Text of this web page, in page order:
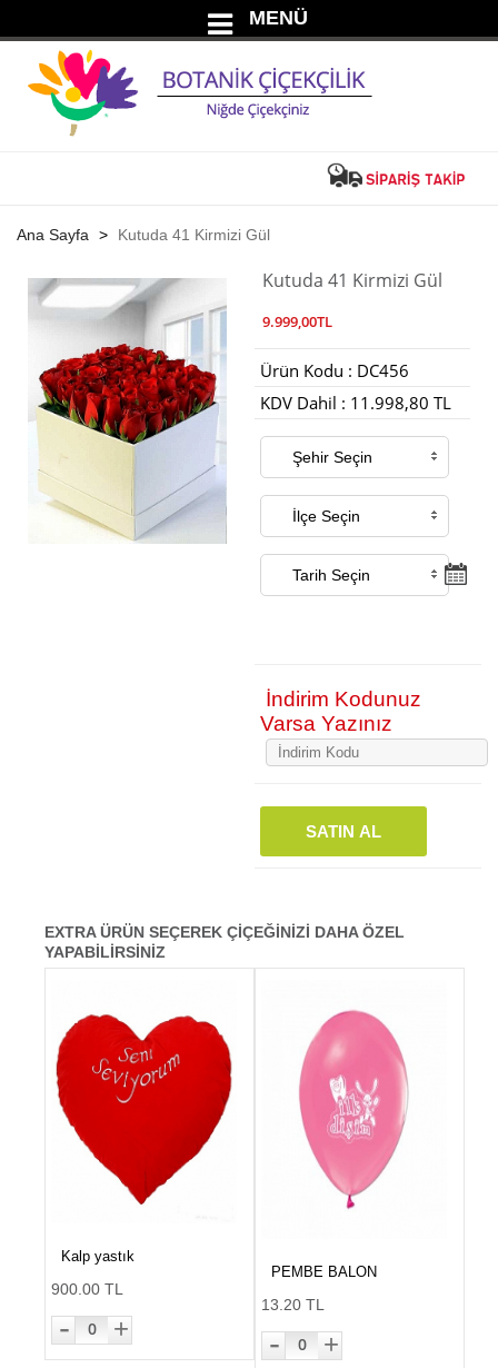
MENÜ
Ana Sayfa Kutuda 41 Kirmizi Gül
Kutuda 41 Kirmizi Gül
9.999,00TL
Ürün Kodu : DC456
KDV Dahil : 11.998,80 TL
İndirim Kodunuz
Varsa Yazınız
SATIN AL
EXTRA ÜRÜN SEÇEREK ÇİÇEĞİNİZİ DAHA ÖZEL
YAPABİLİRSİNİZ
Kalp yastık
900.00 TL
- 0 +
PEMBE BALON
13.20 TL
- 0 +